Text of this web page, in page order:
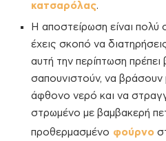
κατσαρόλας.
Η αποστείρωση είναι πολύ
έχεις σκοπό να
αυτή την περίπτωση πρέπει
σαπουνιστούν, να βράσουν
άφθονο νερό και να
στρωμένο με βαμβακερή
προθερμασμένο φούρνο